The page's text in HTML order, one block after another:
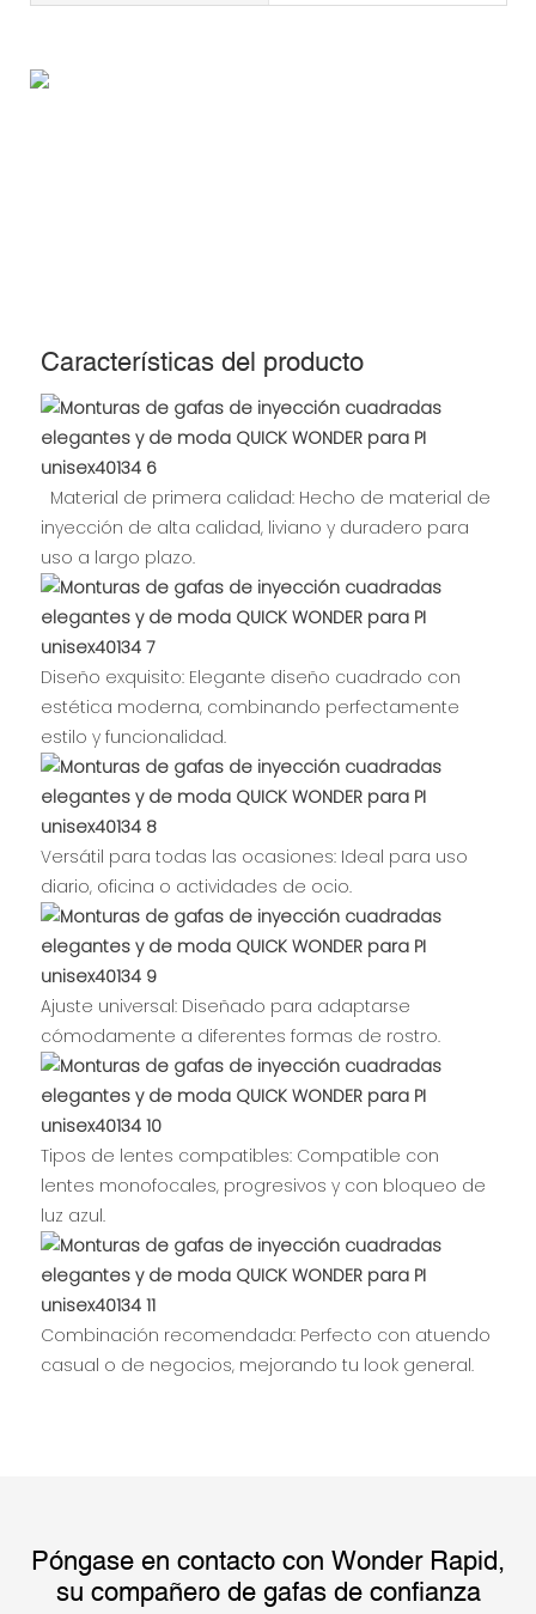
Características del producto
Material de primera calidad: Hecho de material de
inyección de alta calidad, liviano y duradero para
uso a largo plazo.
Diseño exquisito: Elegante diseño cuadrado con
estética moderna, combinando perfectamente
estilo y funcionalidad.
Versátil para todas las ocasiones: Ideal para uso
diario, oficina o actividades de ocio.
Ajuste universal: Diseñado para adaptarse
cómodamente a diferentes formas de rostro.
Tipos de lentes compatibles: Compatible con
lentes monofocales, progresivos y con bloqueo de
luz azul.
Combinación recomendada: Perfecto con atuendo
casual o de negocios, mejorando tu look general.
Póngase en contacto con Wonder Rapid,
su compañero de gafas de confianza